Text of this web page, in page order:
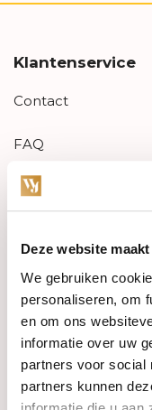
Deze website
We gebruiken
personaliseren, om
en om ons
informatie over uw
partners voor social
partners kunnen
Klantenservice
Contact
FAQ
Aanbiedingen
Garantie & klachten
Betaalmethodes
Sitemap